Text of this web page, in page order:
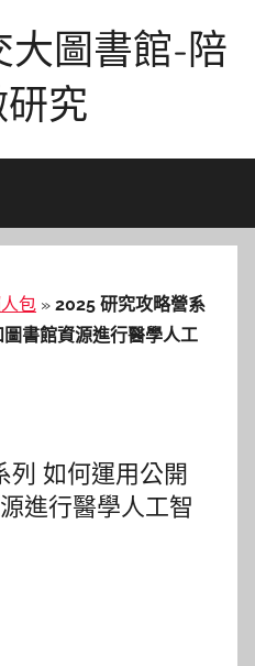
大圖書館-陪
究
包 » 2025 研究攻略營系
書館資源進行醫學人工
列 如何運用公開
進行醫學人工智